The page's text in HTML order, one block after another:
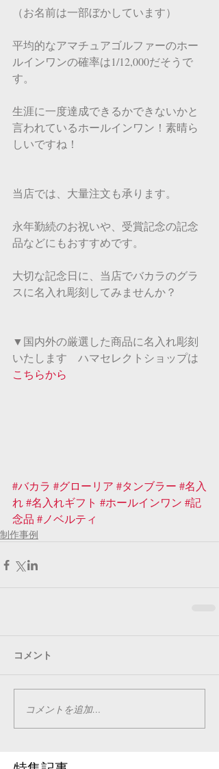
（お名前は一部ぼかしています）
平均的なアマチュアゴルファーのホー
ルインワンの確率は1/12,000だそうで
す。
生涯に一度達成できるかできないかと
言われているホールインワン！素晴ら
しいですね！
当店では、大量注文も承ります。
永年勤続のお祝いや、受賞記念の記念
品などにもおすすめです。
大切な記念日に、当店でバカラのグラ
スに名入れ彫刻してみませんか？
▼国内外の厳選した商品に名入れ彫刻
いたします　ハマセレクトショップは
こちらから
#バカラ #グローリア #タンブラー #名入
れ#名入れギフト #ホールインワン #記
念品 #ノベルティ
制作事例
コメント
コメントを追加…